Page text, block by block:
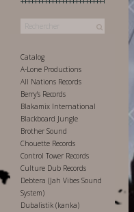
Catalog
A-Lone Productions
All Nations Records
Berry's Records
Blakamix International
Blackboard Jungle
Brother Sound
Chouette Records
Control Tower Records
Culture Dub Records
Debtera (Jah Vibes Sound
System)
Dubalistik (kanka)